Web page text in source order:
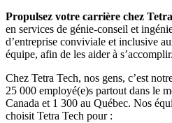
Propulsez votre carrière chez
en services de génie-conseil et
d’entreprise conviviale et inclusive
équipe, afin de les aider à s’accomplir.
Chez Tetra Tech, nos gens, c’est
25 000 employé(e)s partout dans le
Canada et 1 300 au Québec. Nos
choisit Tetra Tech pour :